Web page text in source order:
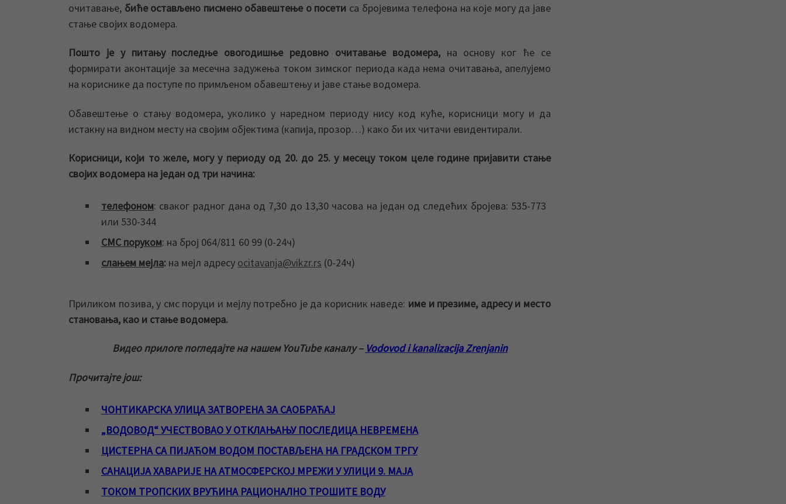
очитавање, биће остављено писмено обавештење о посети са бројевима телефона на које могу да јаве
стање својих водомера.
Пошто је у питању последње овогодишње редовно очитавање водомера,на основу ког ће се
формирати аконтације за месечна задужења током зимског периода када нема очитавања, апелујемо
на кориснике да поступе по примљеном обавештењу и јаве стање водомера.
Обавештење о стању водомера, уколико у наредном периоду нису код куће, корисници могу и да
истакну на видном месту на својим објектима (капија, прозор…) како би их читачи евидентирали.
Корисници, који то желе, могу у периоду од 20. до 25. у месецу током целе године пријавити стање
својих водомера на један од три начина:
телефоном: сваког радног дана од 7,30 до 13,30 часова на један од следећих бројева: 535-773
или 530-344
СМС поруком: на број 064/811 60 99 (0-24ч)
слањем мејла: на мејл адресу ocitavanja@vikzr.rs (0-24ч)
Приликом позива, у смс поруци и мејлу потребно је да корисник наведе: име и презиме, адресу и место
становања, као и стање водомера.
Видео прилоге погледајте на нашем YouTube каналу – Vodovod i kanalizacija Zrenjanin
Прочитајте још:
ЧОНТИКАРСКА УЛИЦА ЗАТВОРЕНА ЗА САОБРАЋАЈ
„ВОДОВОД“ УЧЕСТВОВАО У ОТКЛАЊАЊУ ПОСЛЕДИЦА НЕВРЕМЕНА
ЦИСТЕРНА СА ПИЈАЋОМ ВОДОМ ПОСТАВЉЕНА НА ГРАДСКОМ ТРГУ
САНАЦИЈА ХАВАРИЈЕ НА АТМОСФЕРСКОЈ МРЕЖИ У УЛИЦИ 9. МАЈА
ТОКОМ ТРОПСКИХ ВРУЋИНА РАЦИОНАЛНО ТРОШИТЕ ВОДУ